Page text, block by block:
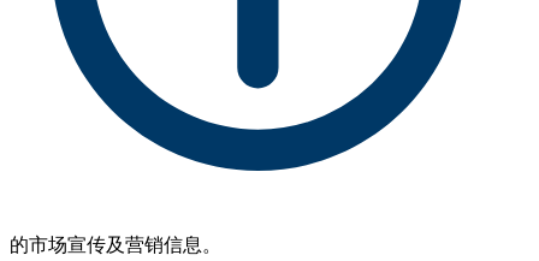
的市场宣传及营销信息。